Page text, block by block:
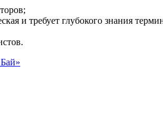
и требует глубокого знания